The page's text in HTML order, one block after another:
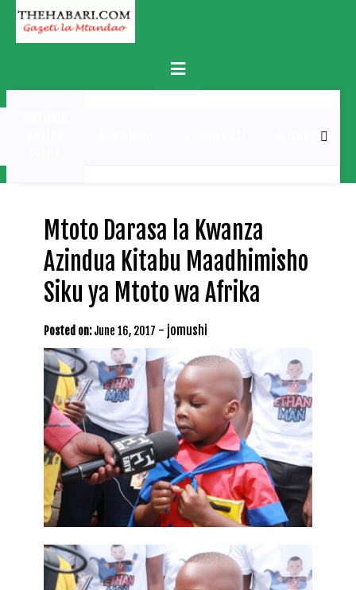
Skip
content
Primary
Menu
MICHEZO
Mtoto Darasa la Kwanza
Azindua Kitabu Maadhimisho
Siku ya Mtoto wa Afrika
Posted on: June 16, 2017 - jomushi